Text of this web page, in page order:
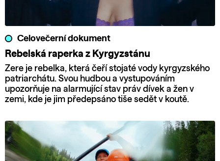
Celovečerní dokument
Rebelská raperka z Kyrgyzstánu
Zere je rebelka, která čeří stojaté vody kyrgyzského
patriarchátu. Svou hudbou a vystupováním
upozorňuje na alarmující stav práv dívek a žen v
zemi, kde je jim předepsáno tiše sedět v koutě.